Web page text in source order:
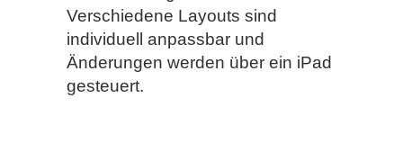
Verschiedene Layouts sind
individuell anpassbar und
Änderungen werden über ein iPad
gesteuert.